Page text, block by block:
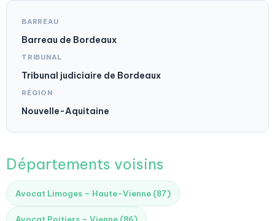
BARREAU
Barreau de Bordeaux
TRIBUNAL
Tribunal judiciaire de Bordeaux
RÉGION
Nouvelle-Aquitaine
Départements voisins
Avocat Limoges – Haute-Vienne (87)